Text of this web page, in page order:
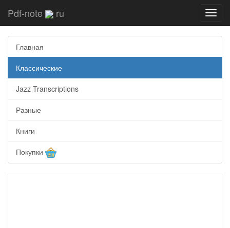
Pdf-note ru
Главная
Классические
Jazz Transcriptions
Разные
Книги
Покупки